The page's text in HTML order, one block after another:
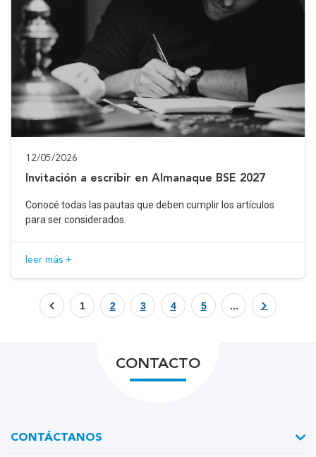
12/05/2026
Invitación a escribir en Almanaque BSE 2027
Conocé todas las pautas que deben cumplir los artículos
para ser considerados.
leer más +
1 2 3 4 5 ...
CONTACTO
CONTÁCTANOS